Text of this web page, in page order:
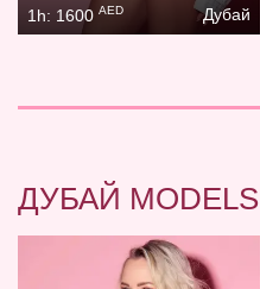
1h: 1600 AED Дубай
ДУБАЙ MODELS